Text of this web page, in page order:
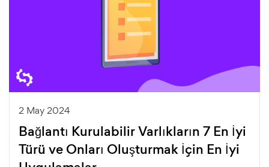
2 May 2024
Bağlantı Kurulabilir Varlıkların 7 En İyi
Türü ve Onları Oluşturmak İçin En İyi